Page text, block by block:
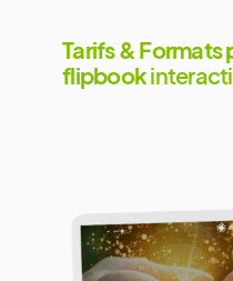
Tarifs & Formats
flipbook